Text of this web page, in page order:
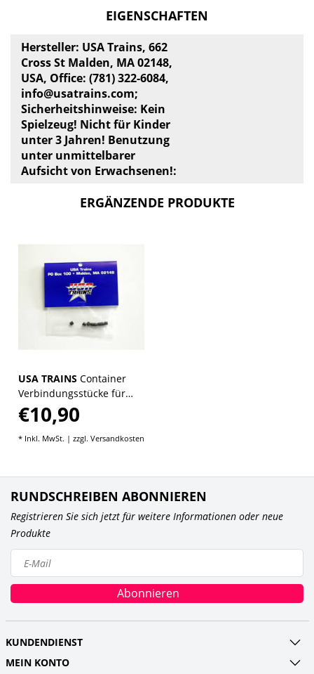
EIGENSCHAFTEN
Hersteller: USA Trains, 662
Cross St Malden, MA 02148,
USA, Office: (781) 322-6084,
info@usatrains.com;
Sicherheitshinweise: Kein
Spielzeug! Nicht für Kinder
unter 3 Jahren! Benutzung
unter unmittelbarer
Aufsicht von Erwachsenen!:
ERGÄNZENDE PRODUKTE
USA TRAINS Container
Verbindungsstücke für
Intermodal
Containerwagen
€10,90
* Inkl. MwSt. | zzgl. Versandkosten
RUNDSCHREIBEN ABONNIEREN
Registrieren Sie sich jetzt für weitere Informationen oder neue
Produkte
Abonnieren
KUNDENDIENST
MEIN KONTO